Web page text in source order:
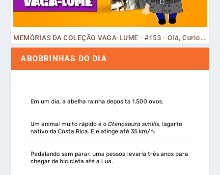
MEMÓRIAS DA COLEÇÃO VAGA-LUME - #153 - Olá, Curiosos! 2023
ABOBRINHAS DO DIA
Em um dia, a abelha rainha deposita 1.500 ovos.
Um animal muito rápido é oCtenosaura similis, lagarto
nativo da Costa Rica. Ele atinge até 35 km/h.
Pedalando sem parar, uma pessoa levaria três anos para
chegar de bicicleta até a Lua.